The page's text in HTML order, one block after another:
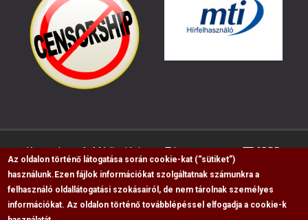
Kapcsolat Médiaajánlat Impresszum GDPR
RSS
Az oldalon történő látogatása során cookie-kat (“sütiket”)
használunk. Ezen fájlok információkat szolgáltatnak számunkra a
felhasználó oldallátogatási szokásairól, de nem tárolnak személyes
információkat. Az oldalon történő továbblépéssel elfogadja a cookie-k